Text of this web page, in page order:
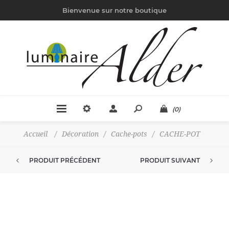
Bienvenue sur notre boutique
(0)
Accueil / Décoration / Cache-pots / CACHE-POT
PRODUIT PRÉCÉDENT PRODUIT SUIVANT